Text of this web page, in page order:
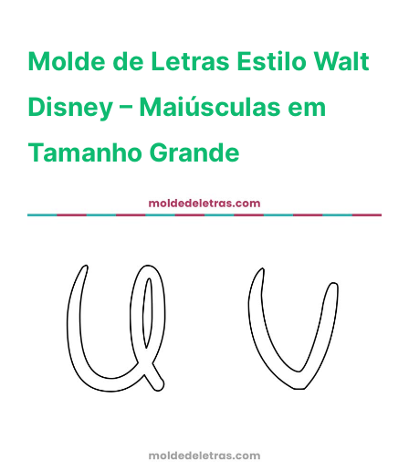
Molde de Letras Estilo Walt
Disney – Maiúsculas em
Tamanho Grande